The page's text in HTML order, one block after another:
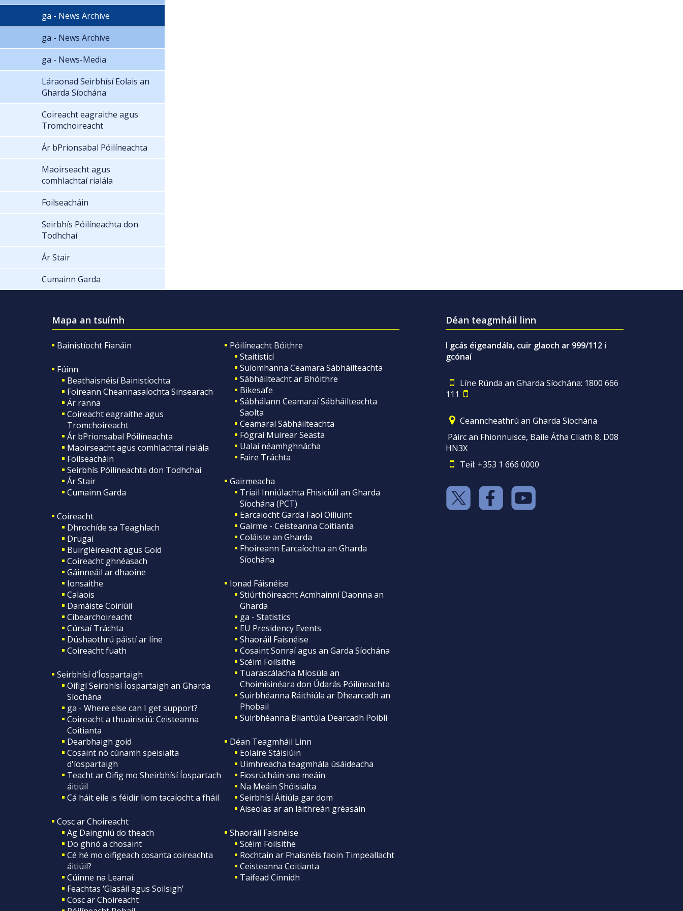
ga - News Archive
ga - News Archive
ga - News-Media
Láraonad Seirbhísí Eolais an
Gharda Síochána
Coireacht eagraithe agus
Tromchoireacht
Ár bPrionsabal Póilíneachta
Maoirseacht agus
comhlachtaí rialála
Foilseacháin
Seirbhís Póilíneachta don
Todhchaí
Ár Stair
Cumainn Garda
Mapa an tsuímh
Bainistíocht Fianáin
Fúinn
Beathaisnéisí Bainistíochta
Foireann Cheannasaíochta Sinsearach
Ár ranna
Coireacht eagraithe agus
Tromchoireacht
Ár bPrionsabal Póilíneachta
Maoirseacht agus comhlachtaí rialála
Foilseacháin
Seirbhís Póilíneachta don Todhchaí
Ár Stair
Cumainn Garda
Coireacht
Dhrochíde sa Teaghlach
Drugaí
Buirgléireacht agus Goid
Coireacht ghnéasach
Gáinneáil ar dhaoine
Ionsaithe
Calaois
Damáiste Coiriúil
Cibearchoireacht
Cúrsaí Tráchta
Dúshaothrú páistí ar líne
Coireacht fuath
Seirbhísí d’Íospartaigh
Oifigí Seirbhísí Íospartaigh an Gharda
Síochána
ga - Where else can I get support?
Coireacht a thuairisciú: Ceisteanna
Coitianta
Dearbhaigh goid
Cosaint nó cúnamh speisialta
d'íospartaigh
Teacht ar Oifig mo Sheirbhísí Íospartach
áitiúil
Cá háit eile is féidir liom tacaíocht a fháil
Cosc ar Choireacht
Ag Daingniú do theach
Do ghnó a chosaint
Cé hé mo oifigeach cosanta coireachta
áitiúil?
Cúinne na Leanaí
Feachtas ‘Glasáil agus Soilsigh’
Cosc ar Choireacht
Póilíneacht Bóithre
Staitisticí
Suíomhanna Ceamara Sábháilteachta
Sábháilteacht ar Bhóithre
Bikesafe
Sábhálann Ceamaraí Sábháilteachta
Saolta
Ceamaraí Sábháilteachta
Fógraí Muirear Seasta
Ualaí néamhghnácha
Faire Tráchta
Gairmeacha
Triail Inniúlachta Fhisiciúil an Gharda
Síochána (PCT)
Earcaiocht Garda Faoi Oiliuint
Gairme - Ceisteanna Coitianta
Coláiste an Gharda
Fhoireann Earcaíochta an Gharda
Síochána
Ionad Fáisnéise
Stiúrthóireacht Acmhainní Daonna an
Gharda
ga - Statistics
EU Presidency Events
Shaoráil Faisnéise
Cosaint Sonraí agus an Garda Síochána
Scéim Foilsithe
Tuarascálacha Míosúla an
Choimisinéara don Údarás Póilíneachta
Suirbhéanna Ráithiúla ar Dhearcadh an
Phobail
Suirbhéanna Bliantúla Dearcadh Poiblí
Déan Teagmháil Linn
Eolaire Stáisiúin
Uimhreacha teagmhála úsáideacha
Fiosrúcháin sna meáin
Na Meáin Shóisialta
Seirbhísí Áitiúla gar dom
Aiseolas ar an láithreán gréasáin
Shaoráil Faisnéise
Scéim Foilsithe
Rochtain ar Fhaisnéis faoin Timpeallacht
Ceisteanna Coitianta
Taifead Cinnidh
Déan teagmháil linn
I gcás éigeandála, cuir glaoch ar 999/112 i
gcónaí
Líne Rúnda an Gharda Síochána: 1800 666
111
Ceanncheathrú an Gharda Síochána
Páirc an Fhionnuisce, Baile Átha Cliath 8, D08
HN3X
Teil: +353 1 666 0000